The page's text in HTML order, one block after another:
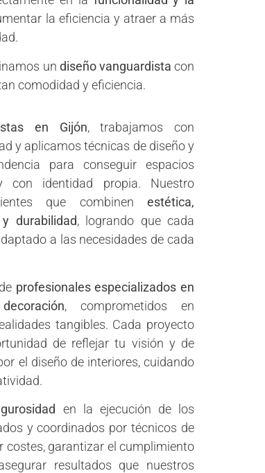
la eficiencia y atraer a más
un diseño vanguardista con
comodidad y eficiencia.
en Gijón, trabajamos con
y aplicamos técnicas de diseño y
para conseguir espacios
con identidad propia. Nuestro
que combinen estética,
durabilidad, logrando que cada
a las necesidades de cada
profesionales especializados en
, comprometidos en
tangibles. Cada proyecto
de reflejar tu visión y de
el diseño de interiores, cuidando
en la ejecución de los
y coordinados por técnicos de
costes, garantizar el cumplimiento
resultados que nuestros